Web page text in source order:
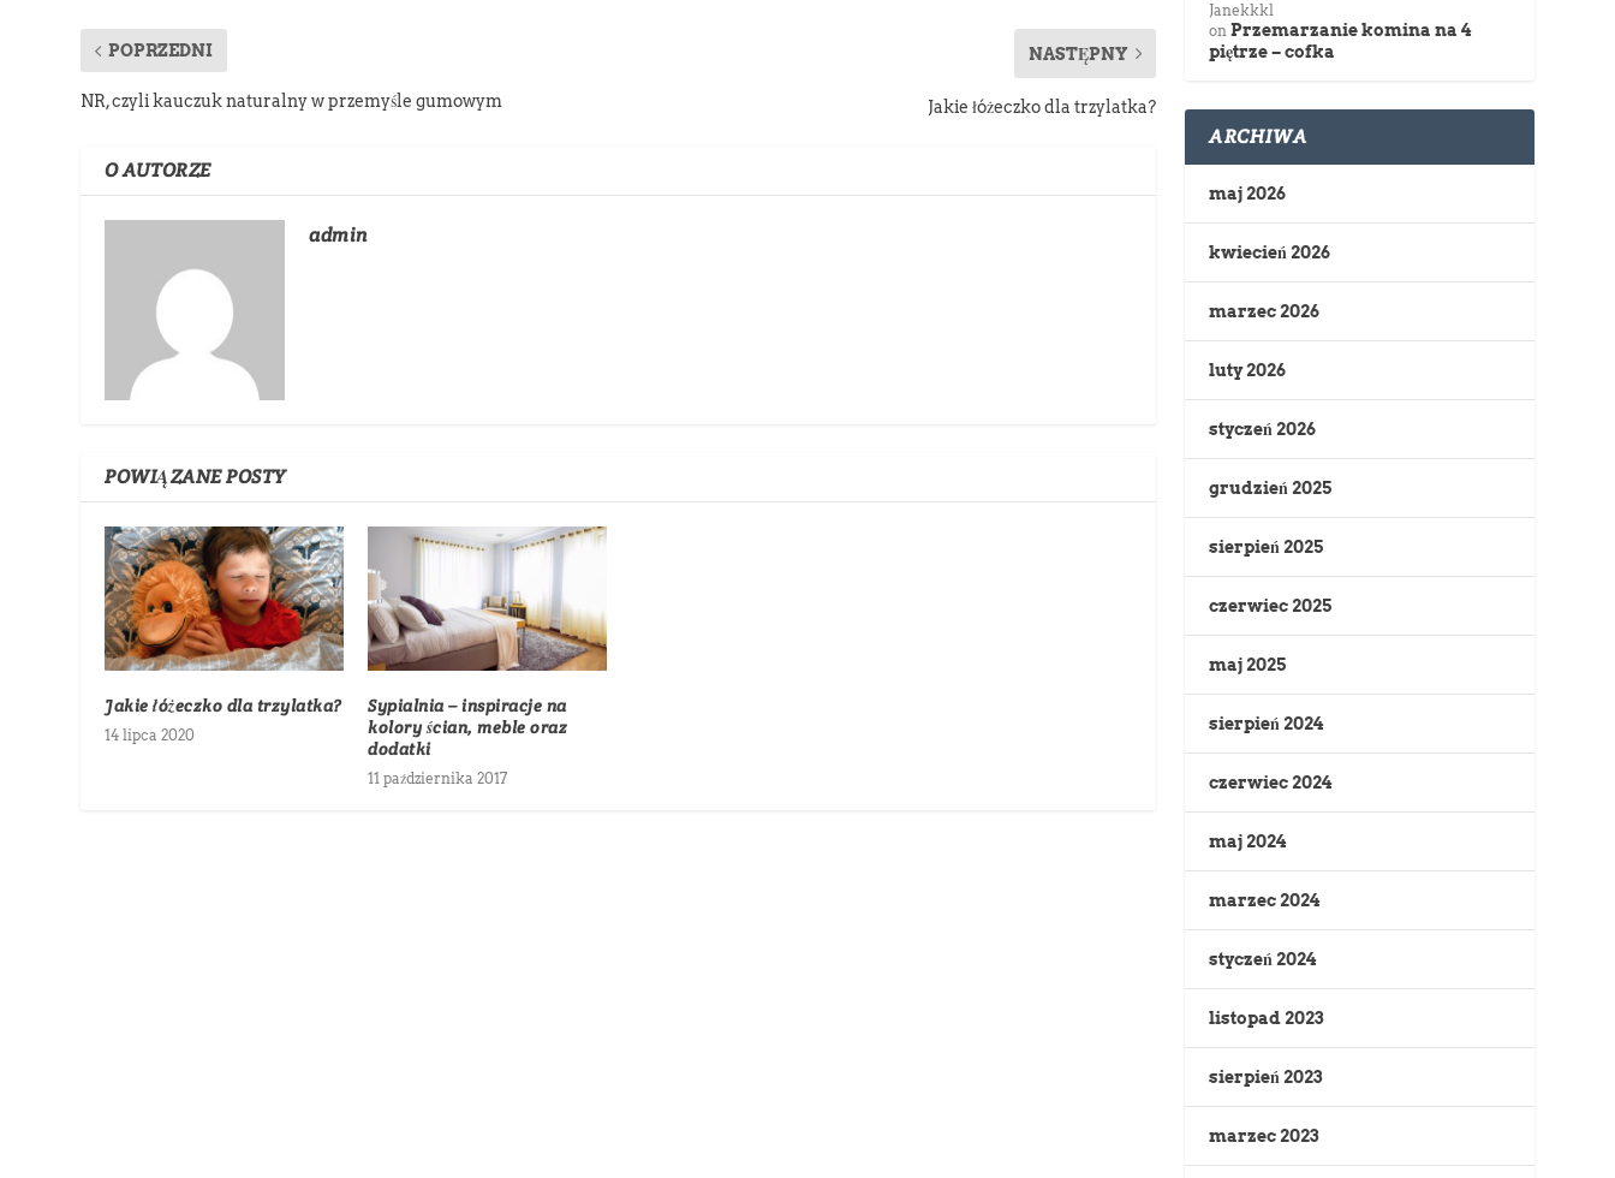
POPRZEDNI
NR, czyli kauczuk naturalny w przemyśle gumowym
NASTĘPNY
Jakie łóżeczko dla trzylatka?
O AUTORZE
admin
POWIĄZANE POSTY
Jakie łóżeczko dla trzylatka?
14 lipca 2020
Sypialnia – inspiracje na
kolory ścian, meble oraz
dodatki
11 października 2017
Janekkkl
onPrzemarzanie komina na 4
piętrze – cofka
ARCHIWA
maj 2026
kwiecień 2026
marzec 2026
luty 2026
styczeń 2026
grudzień 2025
sierpień 2025
czerwiec 2025
maj 2025
sierpień 2024
czerwiec 2024
maj 2024
marzec 2024
styczeń 2024
listopad 2023
sierpień 2023
marzec 2023